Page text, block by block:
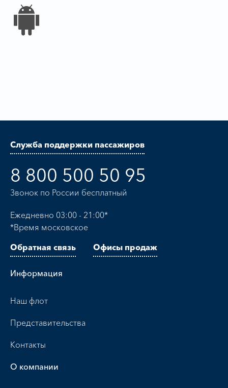
Служба поддержки пассажиров
8 800 500 50 95
Звонок по России бесплатный
Ежедневно 03:00 - 21:00*
*Время московское
Обратная связь
Офисы продаж
Информация
Наш флот
Представительства
Контакты
О компании